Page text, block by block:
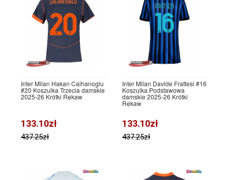
Inter Milan Hakan Calhanoglu
#20 Koszulka Trzecia damskie
2025-26 Krótki Rękaw
133.10zł
437.25zł
Inter Milan Davide Frattesi #16
Koszulka Podstawowa
damskie 2025-26 Krótki
Rękaw
133.10zł
437.25zł